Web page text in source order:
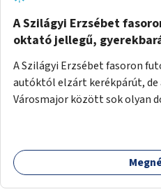
A Szilágyi Erzsébet
oktató jellegű,
A Szilágyi Erzsébet fasoron
autóktól elzárt kerékpárút, de
Városmajor között sok olyan
ötletem az, hogy ezt a
bemutató kerékpárúttá